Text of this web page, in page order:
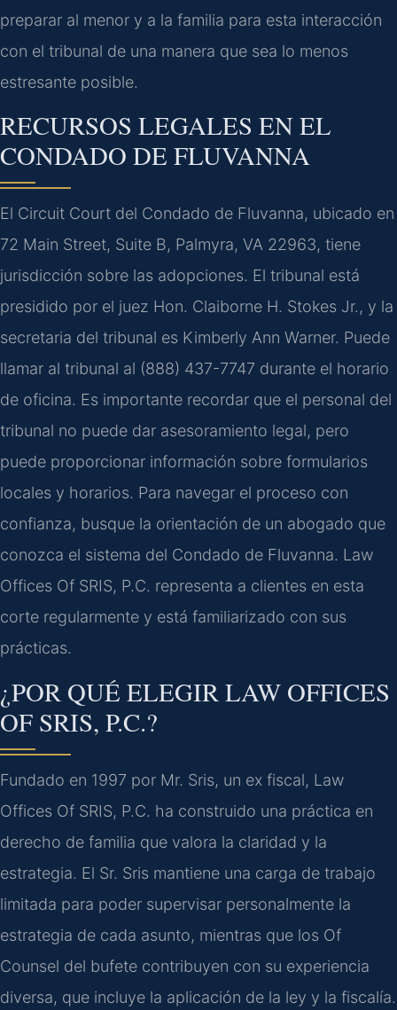
preparar al menor y a la familia para esta interacción
con el tribunal de una manera que sea lo menos
estresante posible.
RECURSOS LEGALES EN EL
CONDADO DE FLUVANNA
El Circuit Court del Condado de Fluvanna, ubicado en
72 Main Street, Suite B, Palmyra, VA 22963, tiene
jurisdicción sobre las adopciones. El tribunal está
presidido por el juez Hon. Claiborne H. Stokes Jr., y la
secretaria del tribunal es Kimberly Ann Warner. Puede
llamar al tribunal al (888) 437-7747 durante el horario
de oficina. Es importante recordar que el personal del
tribunal no puede dar asesoramiento legal, pero
puede proporcionar información sobre formularios
locales y horarios. Para navegar el proceso con
confianza, busque la orientación de un abogado que
conozca el sistema del Condado de Fluvanna. Law
Offices Of SRIS, P.C. representa a clientes en esta
corte regularmente y está familiarizado con sus
prácticas.
¿POR QUÉ ELEGIR LAW OFFICES
OF SRIS, P.C.?
Fundado en 1997 por Mr. Sris, un ex fiscal, Law
Offices Of SRIS, P.C. ha construido una práctica en
derecho de familia que valora la claridad y la
estrategia. El Sr. Sris mantiene una carga de trabajo
limitada para poder supervisar personalmente la
estrategia de cada asunto, mientras que los Of
Counsel del bufete contribuyen con su experiencia
diversa, que incluye la aplicación de la ley y la fiscalía.